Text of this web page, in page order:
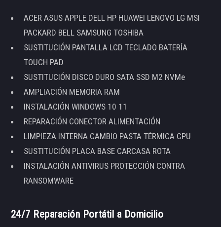
ACER ASUS APPLE DELL HP HUAWEI LENOVO LG MSI
PACKARD BELL SAMSUNG TOSHIBA
SUSTITUCIÓN PANTALLA LCD TECLADO BATERÍA
TOUCH PAD
SUSTITUCIÓN DISCO DURO SATA SSD M2 NVMe
AMPLIACIÓN MEMORIA RAM
INSTALACIÓN WINDOWS 10 11
REPARACIÓN CONECTOR ALIMENTACIÓN
LIMPIEZA INTERNA CAMBIO PASTA TÉRMICA CPU
SUSTITUCIÓN PLACA BASE CARCASA ROTA
INSTALACIÓN ANTIVIRUS PROTECCIÓN CONTRA
RANSOMWARE
24/7 Reparación Portátil a Domicilio